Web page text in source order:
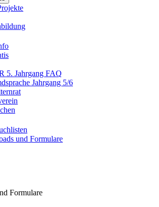
5. Jahrgang FAQ
Jahrgang 5/6
und Formulare
Formulare